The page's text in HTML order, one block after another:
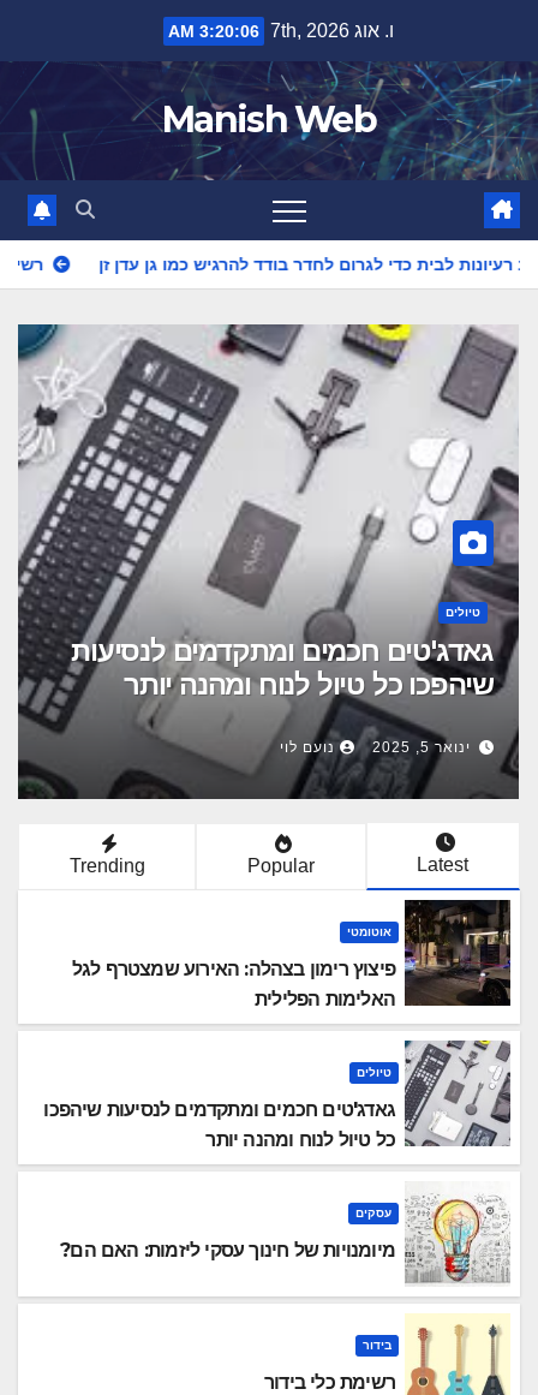
content
ו. אוג 7th, 2026 3:20:07 AM
Manish Web
רשימת כלי בידור
עסקים
מיומנויות של חינוך עסקי ליזמות: האם
הם?
ינואר 5, 2025 ADMIN
Latest
Popular
Trending
אוטומטי
פיצוץ רימון בצהלה: האירוע שמצטרף לגל
האלימות הפלילית
טיולים
גאדג'טים חכמים ומתקדמים לנסיעות שיהפכו
כל טיול לנוח ומהנה יותר
עסקים
מיומנויות של חינוך עסקי ליזמות: האם הם?
בידור
רשימת כלי בידור